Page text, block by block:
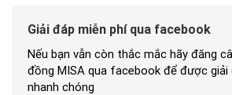
Giải đáp miễn phí qua facebook
Nếu bạn vẫn còn thắc mắc hãy đăng
đồng MISA qua facebook để được giải
nhanh chóng